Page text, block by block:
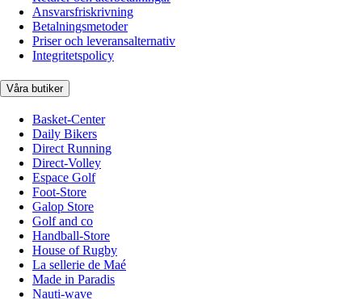
Ansvarsfriskrivning
Betalningsmetoder
Priser och leveransalternativ
Integritetspolicy
Våra butiker
Basket-Center
Daily Bikers
Direct Running
Direct-Volley
Espace Golf
Foot-Store
Galop Store
Golf and co
Handball-Store
House of Rugby
La sellerie de Maé
Made in Paradis
Nauti-wave